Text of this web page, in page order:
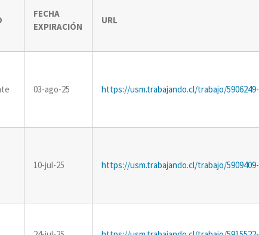
FECHA
EXPIRACIÓN
URL
03-ago-25 https://usm.trabajando.cl/trabajo/5906249-
10-jul-25 https://usm.trabajando.cl/trabajo/5909409-